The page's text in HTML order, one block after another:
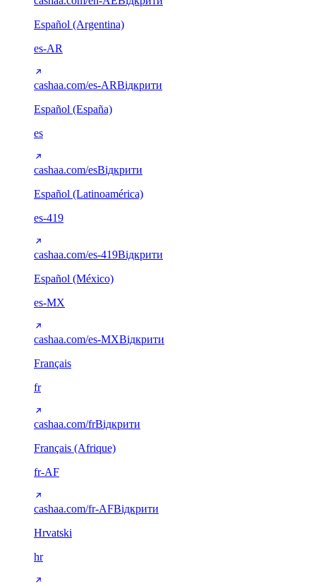
Español (Argentina)
es-AR
cashaa.com/es-ARВідкрити
Español (España)
es
cashaa.com/esВідкрити
Español (Latinoamérica)
es-419
cashaa.com/es-419Відкрити
Español (México)
es-MX
cashaa.com/es-MXВідкрити
Français
fr
cashaa.com/frВідкрити
Français (Afrique)
fr-AF
cashaa.com/fr-AFВідкрити
Hrvatski
hr